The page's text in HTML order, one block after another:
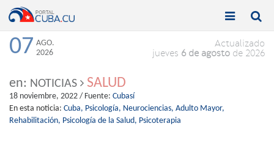
Toggle

Toggle

07 AGO.
2026
Actualizado
jueves 6 de agosto de 2026
en: NOTICIAS SALUD
18 noviembre, 2022 / Fuente: Cubasí
En esta noticia: Cuba, Psicología, Neurociencias, Adulto Mayor,
Rehabilitación, Psicología de la Salud, Psicoterapia